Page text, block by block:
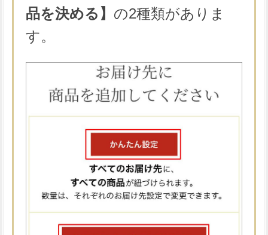
品を決める】 の2種類がありま
す。